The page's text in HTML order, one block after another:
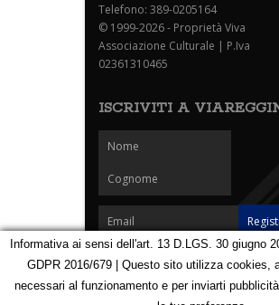
Telefono: 389-0205164
© 1999-2026 - Proprietà Viva
Associazione Culturale | P.Iva
02361310465
ISCRIVITI A
Homepage Notizie Speciali Eventi
Foto
Informativa ai sensi dell'art. 13 D.LGS. 30 giugno
GDPR 2016/679 | Questo sito utilizza cookies,
necessari al funzionamento e per inviarti